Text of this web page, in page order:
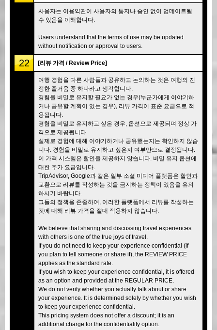
사용자는 이용약관이 사용자의 통지나 승인 없이 업데이트될
수 있음을 이해합니다.
Users understand that the terms of use may be updated
without notification or approval to users.
22 [리뷰 가격 / Review Price]
여행 경험을 다른 사람들과 공유하고 논의하는 것은 여행의 진
정한 즐거움 중 하나라고 생각합니다.
경험을 비밀로 유지할 필요가 없는 경우(누군가에게 이야기하
거나 공유할 계획이 있는 경우), 리뷰 가격이 표준 요금으로 적
용됩니다.
경험을 비밀로 유지하고 싶은 경우, 옵션으로 제공되며 정상 가
격으로 제공됩니다.
실제로 경험에 대해 이야기하거나 공유했는지는 확인하지 않습
니다. 경험을 비밀로 유지하고 싶은지 여부만으로 결정됩니다.
이 가격 시스템은 할인을 제공하지 않습니다. 비밀 유지 옵션에
대한 추가 요금입니다.
TripAdvisor, Google과 같은 일부 소셜 미디어 플랫폼은 할인과
교환으로 리뷰를 작성하는 것을 금지하는 정책이 있음을 유의
하시기 바랍니다.
그들의 정책을 존중하여, 이러한 플랫폼에서 리뷰를 작성하는
것에 대해 리뷰 가격을 절대 적용하지 않습니다.
We believe that sharing and discussing travel experiences
with others is one of the true joys of travel.
If you do not need to keep your experience confidential (if
you plan to tell someone or share it), the REVIEW PRICE
applies as the standard rate.
If you wish to keep your experience confidential, it is offered
as an option and provided at the REGULAR PRICE.
We do not verify whether you actually talk about or share
your experience. It is determined solely by whether you wish
to keep your experience confidential.
This pricing system does not offer a discount; it is an
additional charge for the confidentiality option.